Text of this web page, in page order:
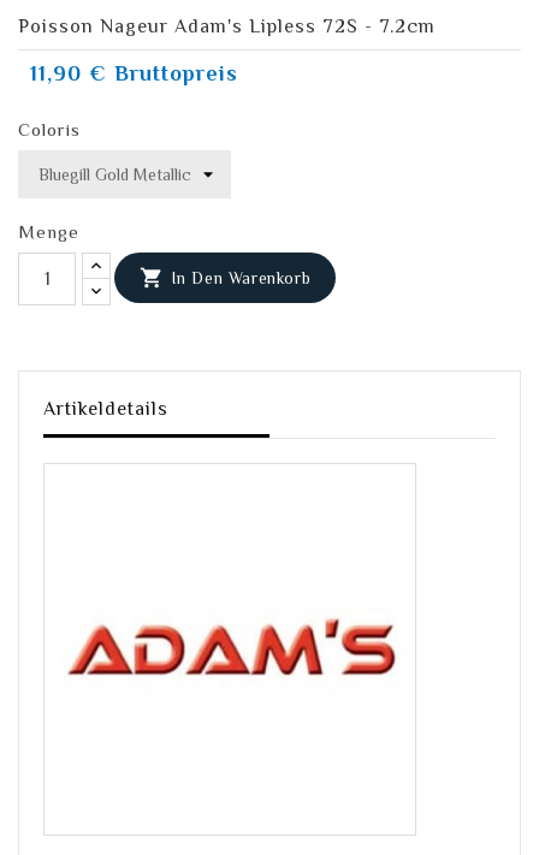
Poisson Nageur Adam's Lipless 72S - 7.2cm
11,90 € Bruttopreis
Coloris
Menge
 In Den Warenkorb
Artikeldetails